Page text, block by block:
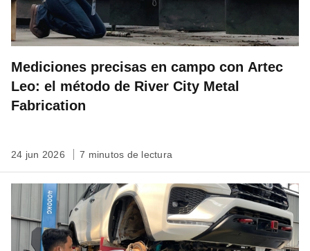
Mediciones precisas en campo con Artec
Leo: el método de River City Metal
Fabrication
24 jun 2026 7 minutos de lectura